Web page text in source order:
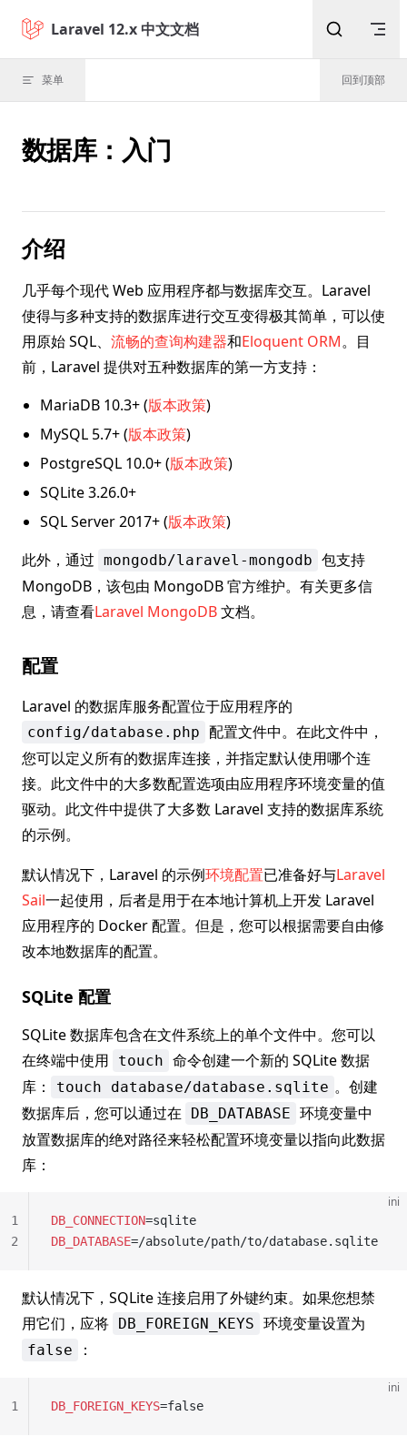
Skip to content
Laravel 12.x 中文文档
菜单 回到顶部
数据库：入门
介绍
几乎每个现代 Web 应用程序都与数据库交互。Laravel
使得与多种支持的数据库进行交互变得极其简单，可以使
用原始 SQL、 流畅的查询构建器和Eloquent ORM。目
前，Laravel 提供对五种数据库的第一方支持：
MariaDB 10.3+ (版本政策)
MySQL 5.7+ (版本政策)
PostgreSQL 10.0+ (版本政策)
SQLite 3.26.0+
SQL Server 2017+ (版本政策)
此外，通过 mongodb/laravel-mongodb 包支持
MongoDB，该包由 MongoDB 官方维护。有关更多信
息，请查看Laravel MongoDB文档。
配置
Laravel 的数据库服务配置位于应用程序的
config/database.php 配置文件中。在此文件中，
您可以定义所有的数据库连接，并指定默认使用哪个连
接。此文件中的大多数配置选项由应用程序环境变量的值
驱动。此文件中提供了大多数 Laravel 支持的数据库系统
的示例。
默认情况下，Laravel 的示例环境配置已准备好与Laravel
Sail一起使用，后者是用于在本地计算机上开发 Laravel
应用程序的 Docker 配置。但是，您可以根据需要自由修
改本地数据库的配置。
SQLite 配置
SQLite 数据库包含在文件系统上的单个文件中。您可以
在终端中使用
touch 命令创建一个新的 SQLite 数据
库：
touch database/database.sqlite 。创建
数据库后，您可以通过在
DB_DATABASE 环境变量中
放置数据库的绝对路径来轻松配置环境变量以指向此数据
库：
ini
DB_CONNECTION=sqlite
DB_DATABASE=/absolute/path/to/database.sqlite
1
2
默认情况下，SQLite 连接启用了外键约束。如果您想禁
用它们，应将 DB_FOREIGN_KEYS 环境变量设置为
false ：
ini
DB_FOREIGN_KEYS=false
1